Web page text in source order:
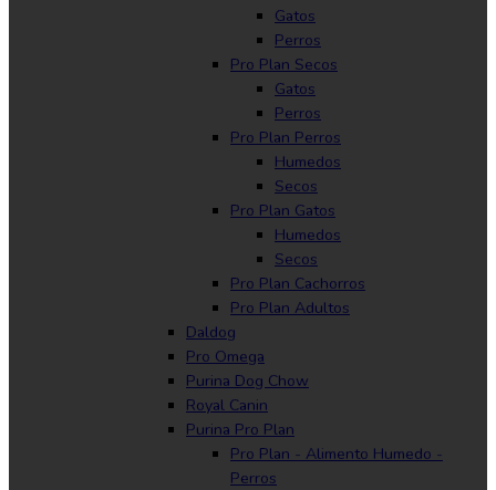
Gatos
Perros
Pro Plan Secos
Gatos
Perros
Pro Plan Perros
Humedos
Secos
Pro Plan Gatos
Humedos
Secos
Pro Plan Cachorros
Pro Plan Adultos
Daldog
Pro Omega
Purina Dog Chow
Royal Canin
Purina Pro Plan
Pro Plan - Alimento Humedo -
Perros